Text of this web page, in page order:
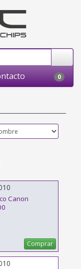
0
Canon
Comprar